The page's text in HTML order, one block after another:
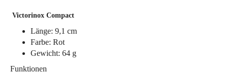
Victorinox Compact
Länge: 9,1 cm
Farbe: Rot
Gewicht: 64 g
Funktionen